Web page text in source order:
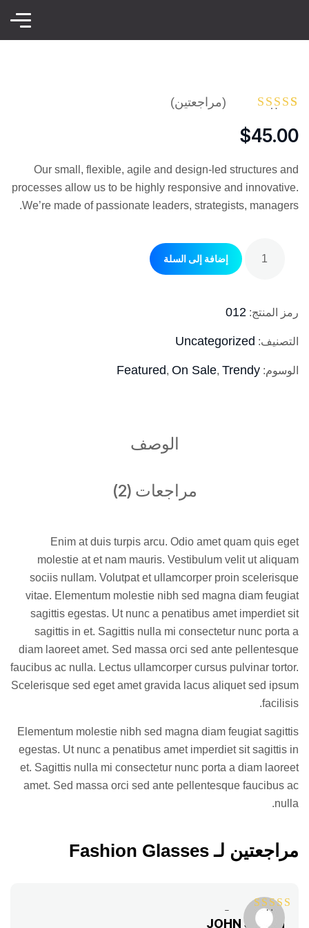
تم التقييم
بـ5.00 من
5 بناءً على
العملاء
(مراجعتين)
$45.00
Our small, flexible, agile and design-led structures and
processes allow us to be highly responsive and innovative.
We’re made of passionate leaders, strategists, managers.
إضافة إلى السلة
رمز المنتج: 012
التصنيف: Uncategorized
الوسوم: Featured, On Sale, Trendy
الوصف
مراجعات (2)
Enim at duis turpis arcu. Odio amet quam quis eget
molestie at et nam mauris. Vestibulum velit ut aliquam
sociis nullam. Volutpat et ullamcorper proin scelerisque
vitae. Elementum molestie nibh sed magna diam feugiat
sagittis egestas. Ut nunc a penatibus amet imperdiet sit
sagittis in et. Sagittis nulla mi consectetur nunc porta a
diam laoreet amet. Sed massa orci sed ante pellentesque
faucibus ac nulla. Lectus ullamcorper cursus pulvinar tortor.
Scelerisque sed eget amet gravida lacus aliquet sed ipsum
facilisis.
Elementum molestie nibh sed magna diam feugiat sagittis
egestas. Ut nunc a penatibus amet imperdiet sit sagittis in
et. Sagittis nulla mi consectetur nunc porta a diam laoreet
amet. Sed massa orci sed ante pellentesque faucibus ac
nulla.
مراجعتين لـ Fashion Glasses
تم التقييم
5
من 5
JOHN SMITH